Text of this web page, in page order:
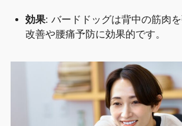
効果: バードドッグは背中の筋肉
改善や腰痛予防に効果的です。